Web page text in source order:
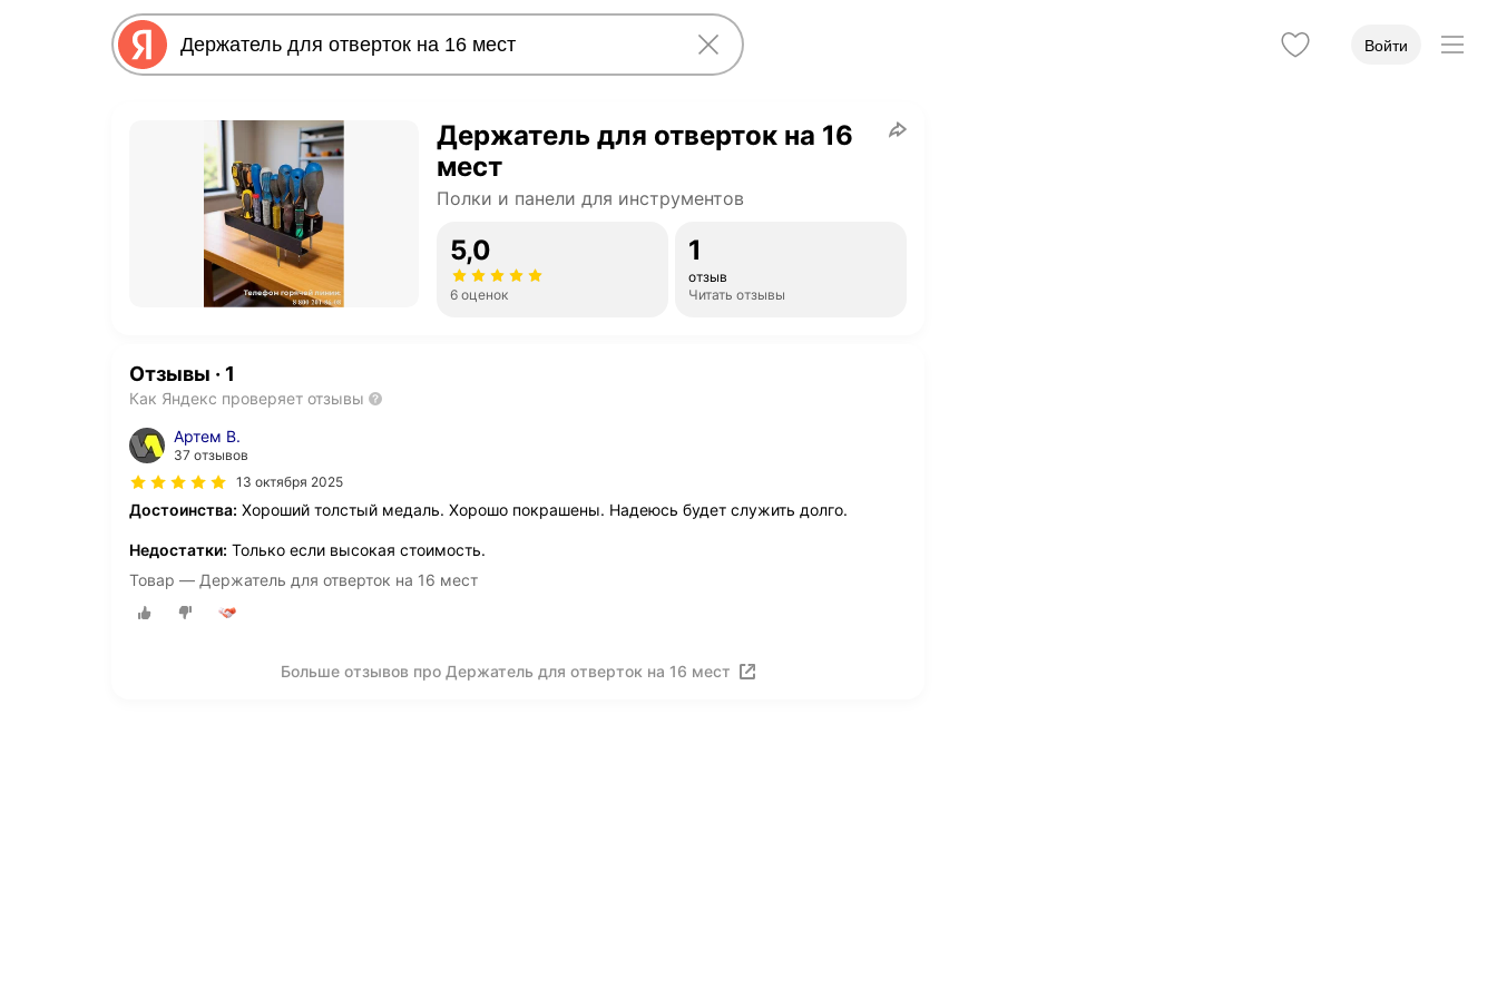
Войти
Держатель для отверток на 16
мест
Полки и панели для инструментов
5,0
6 оценок
1
отзыв
Читать отзывы
Отзывы · 1
Как Яндекс проверяет отзывы
Артем В.
37 отзывов
13 октября 2025
Достоинства: Хороший толстый медаль. Хорошо покрашены. Надеюсь будет служить долго.
Недостатки: Только если высокая стоимость.
Товар — Держатель для отверток на 16 мест
Больше отзывов про Держатель для отверток на 16 мест